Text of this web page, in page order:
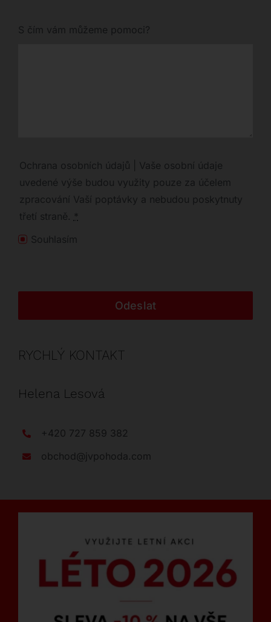
S čím vám můžeme pomoci?
Ochrana osobních údajů | Vaše osobní údaje
uvedené výše budou využity pouze za účelem
zpracování Vaší poptávky a nebudou poskytnuty
třetí straně. *
Souhlasím
Odeslat
RYCHLÝ KONTAKT
Helena Lesová
+420 727 859 382
obchod@jvpohoda.com